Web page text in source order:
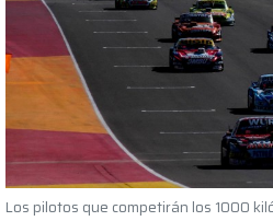
Los pilotos que competirán los 1000